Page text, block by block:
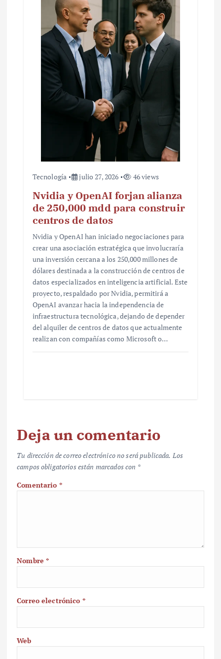
Tecnología julio 27, 2026 46 views
Nvidia y OpenAI forjan alianza
de 250,000 mdd para construir
centros de datos
Nvidia y OpenAI han iniciado negociaciones para
crear una asociación estratégica que involucraría
una inversión cercana a los 250,000 millones de
dólares destinada a la construcción de centros de
datos especializados en inteligencia artificial. Este
proyecto, respaldado por Nvidia, permitirá a
OpenAI avanzar hacia la independencia de
infraestructura tecnológica, dejando de depender
del alquiler de centros de datos que actualmente
realizan con compañías como Microsoft o…
Deja un comentario
Tu dirección de correo electrónico no será publicada. Los
campos obligatorios están marcados con *
Comentario *
Nombre*
Correo electrónico *
Web